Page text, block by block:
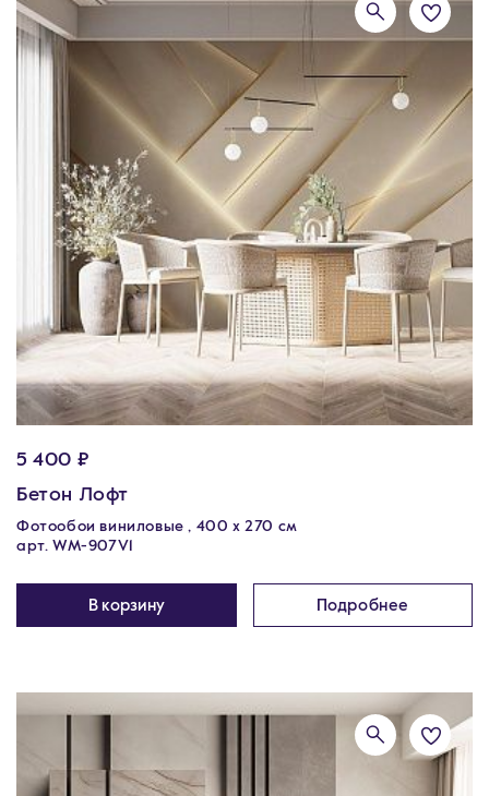
5 400 ₽
Бетон Лофт
Фотообои виниловые , 400 х 270 см
арт. WM-907V1
В корзину Подробнее